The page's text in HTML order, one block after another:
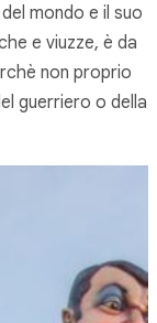
mondo e il suo
e viuzze, è da
non proprio
guerriero o della